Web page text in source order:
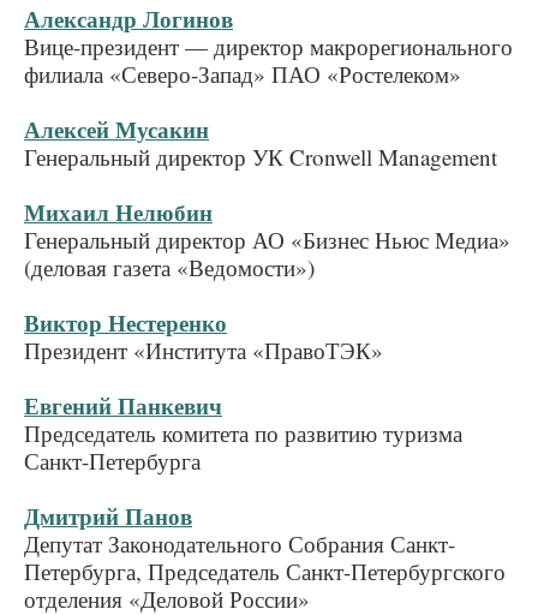
Александр Логинов
Вице-президент — директор макрорегионального
филиала «Северо-Запад» ПАО «Ростелеком»
Алексей Мусакин
Генеральный директор УК Cronwell Management
Михаил Нелюбин
Генеральный директор АО «Бизнес Ньюс Медиа»
(деловая газета «Ведомости»)
Виктор Нестеренко
Президент «Института «ПравоТЭК»
Евгений Панкевич
Председатель комитета по развитию туризма
Санкт-Петербурга
Дмитрий Панов
Депутат Законодательного Собрания Санкт-
Петербурга, Председатель Санкт-Петербургского
отделения «Деловой России»